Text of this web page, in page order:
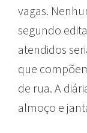
vagas.
segundo
atendidos
que
de rua. A
almoço e